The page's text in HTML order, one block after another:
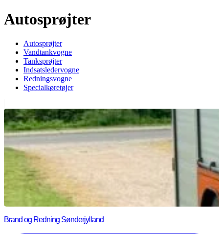
Autosprøjter
Autosprøjter
Vandtankvogne
Tanksprøjter
Indsatsledervogne
Redningsvogne
Specialkøretøjer
Brand og Redning Sønderjylland